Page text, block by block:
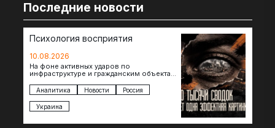
Последние новости
Психология восприятия
10.08.2026
На фоне активных ударов по
инфраструктуре и гражданским объектам,
Нижнекамске, где в результате атаки…
Аналитика Новости Россия
Украина